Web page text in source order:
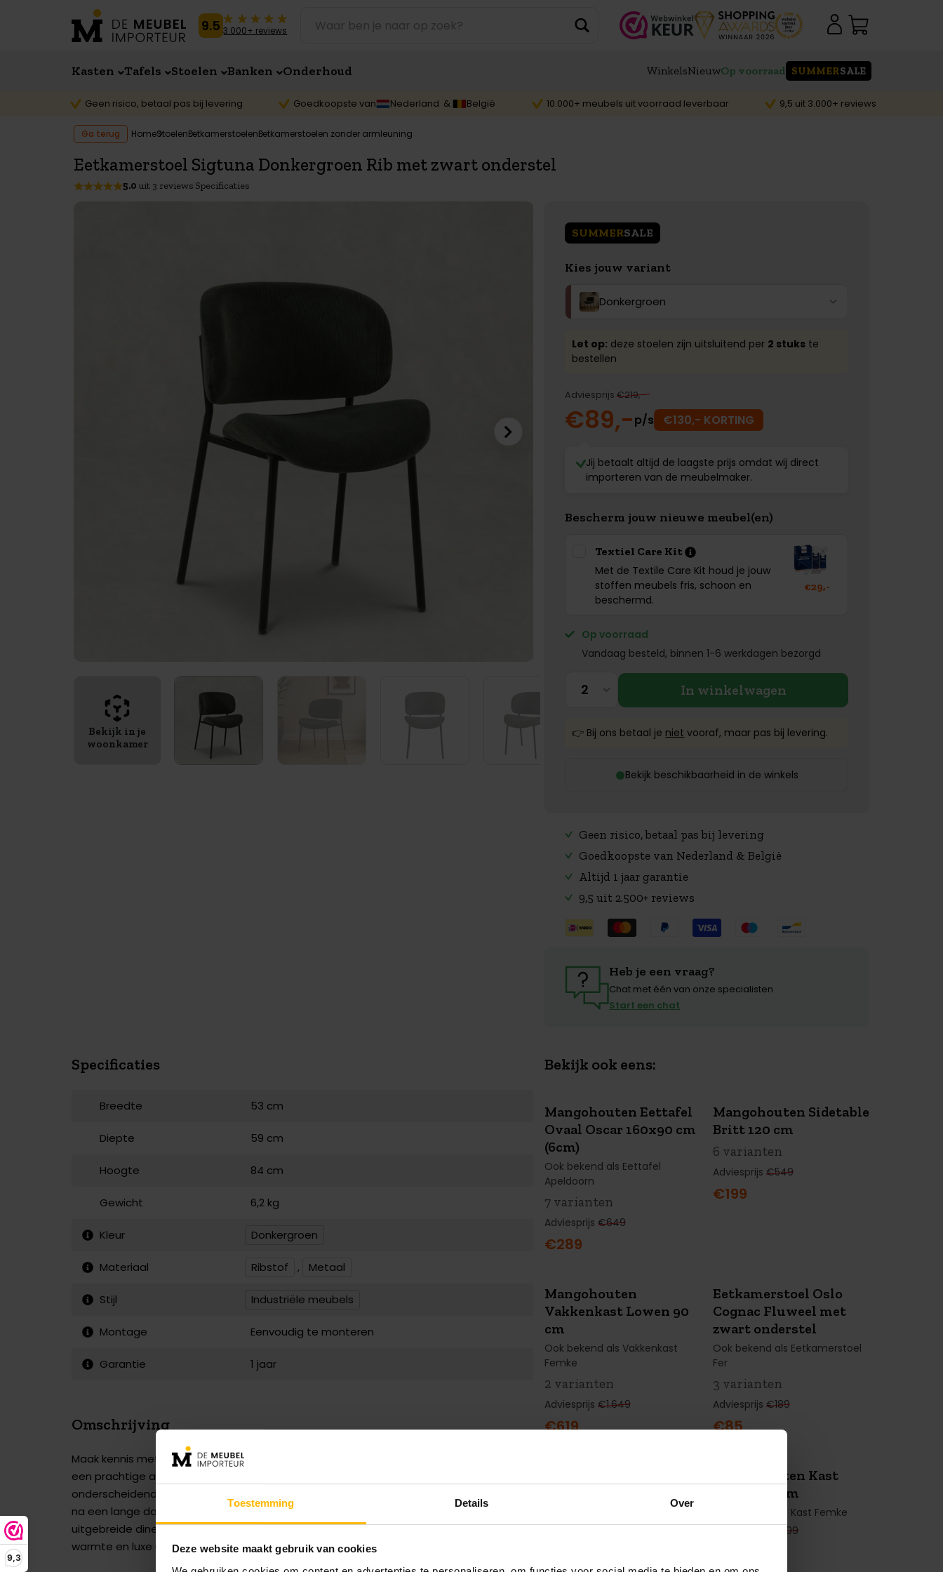
Toestemming Details Over
Deze website maakt gebruik van cookies
9,3
naar de content
9.5 3.000+ reviews
Kasten Tafels Stoelen Banken Onderhoud WinkelsNieuwOp voorraad SUMMERSALE
Geen risico, betaal pas bij levering Goedkoopste van Nederland & België 10.000+ meubels uit voorraad leverbaar 9,5 uit 3.000+ reviews
Ga terug HomeStoelenEetkamerstoelenEetkamerstoelen zonder armleuning
Eetkamerstoel Sigtuna Donkergroen Rib met zwart onderstel
5.0 uit 3 reviews Specificaties
Bekijk in je
woonkamer
SUMMERSALE
Kies jouw variant
Donkergroen
Let op: deze stoelen zijn uitsluitend per 2 stuks te
bestellen
Adviesprijs€219,-
€89,-p/s €130,- KORTING
Jij betaalt altijd de laagste prijs omdat wij direct
importeren van de meubelmaker.
Bescherm jouw nieuwe meubel(en)
Textiel Care Kit
Met de Textile Care Kit houd je jouw
stoffen meubels fris, schoon en
beschermd.
€29,-
Op voorraad
Vandaag besteld, binnen 1-6 werkdagen bezorgd
In winkelwagen
👉 Bij ons betaal je niet vooraf, maar pas bij levering.
Bekijk beschikbaarheid in de winkels
Geen risico, betaal pas bij levering
Goedkoopste van Nederland & België
Altijd 1 jaar garantie
9,5 uit 2.500+ reviews
Heb je een vraag?
Chat met één van onze specialisten
Start een chat
Specificaties
Breedte 53 cm
Diepte 59 cm
Hoogte 84 cm
Gewicht 6,2 kg
Kleur Donkergroen
Materiaal Ribstof , Metaal
Stijl Industriële meubels
Montage Eenvoudig te monteren
Garantie 1 jaar
Omschrijving
Maak kennis met deEetkamerstoel sigtuna donkergroen rib met zwart onderstel
een prachtige aanvulling op elke eetkamer die comfort, kwaliteit en een
onderscheidend design samenbrengt. Deze stoel nodigt uit om heerlijk te ontspannen
na een lange dag, of om gezellig samen te zijn met familie en vrienden tijdens
uitgebreide diners. De diepe donkergroene kleur van de hoogwaardige ribstof straalt
warmte en luxe uit, terwijl het ontwerp perfect past in een sfeervolle, industriële setting.
Bekijk ook eens:
SUMMERSALE
€360 KORTING
Mangohouten Eettafel
Ovaal Oscar 160x90 cm
(6cm)
Ook bekend als Eettafel
Apeldoorn
7 varianten
Adviesprijs €649
€289
SUMMERSALE
€350 KORTING
Mangohouten Sidetable
Britt 120 cm
6 varianten
Adviesprijs€549
€199
SUMMER SALE
€1.030 KORTING
Mangohouten
Vakkenkast Lowen 90
cm
Ook bekend als Vakkenkast
Femke
2 varianten
Adviesprijs €1.649
€619
SUMMERSALE
€104 KORTING
Eetkamerstoel Oslo
Cognac Fluweel met
zwart onderstel
Ook bekend als Eetkamerstoel
Fer
3 varianten
Adviesprijs€189
€85
Jolande
Adviesprijs€269
SALE
€1.370 KORTING
Mangohouten Kast
Lowen 90 cm
Ook bekend als Kast Femke
€1.999